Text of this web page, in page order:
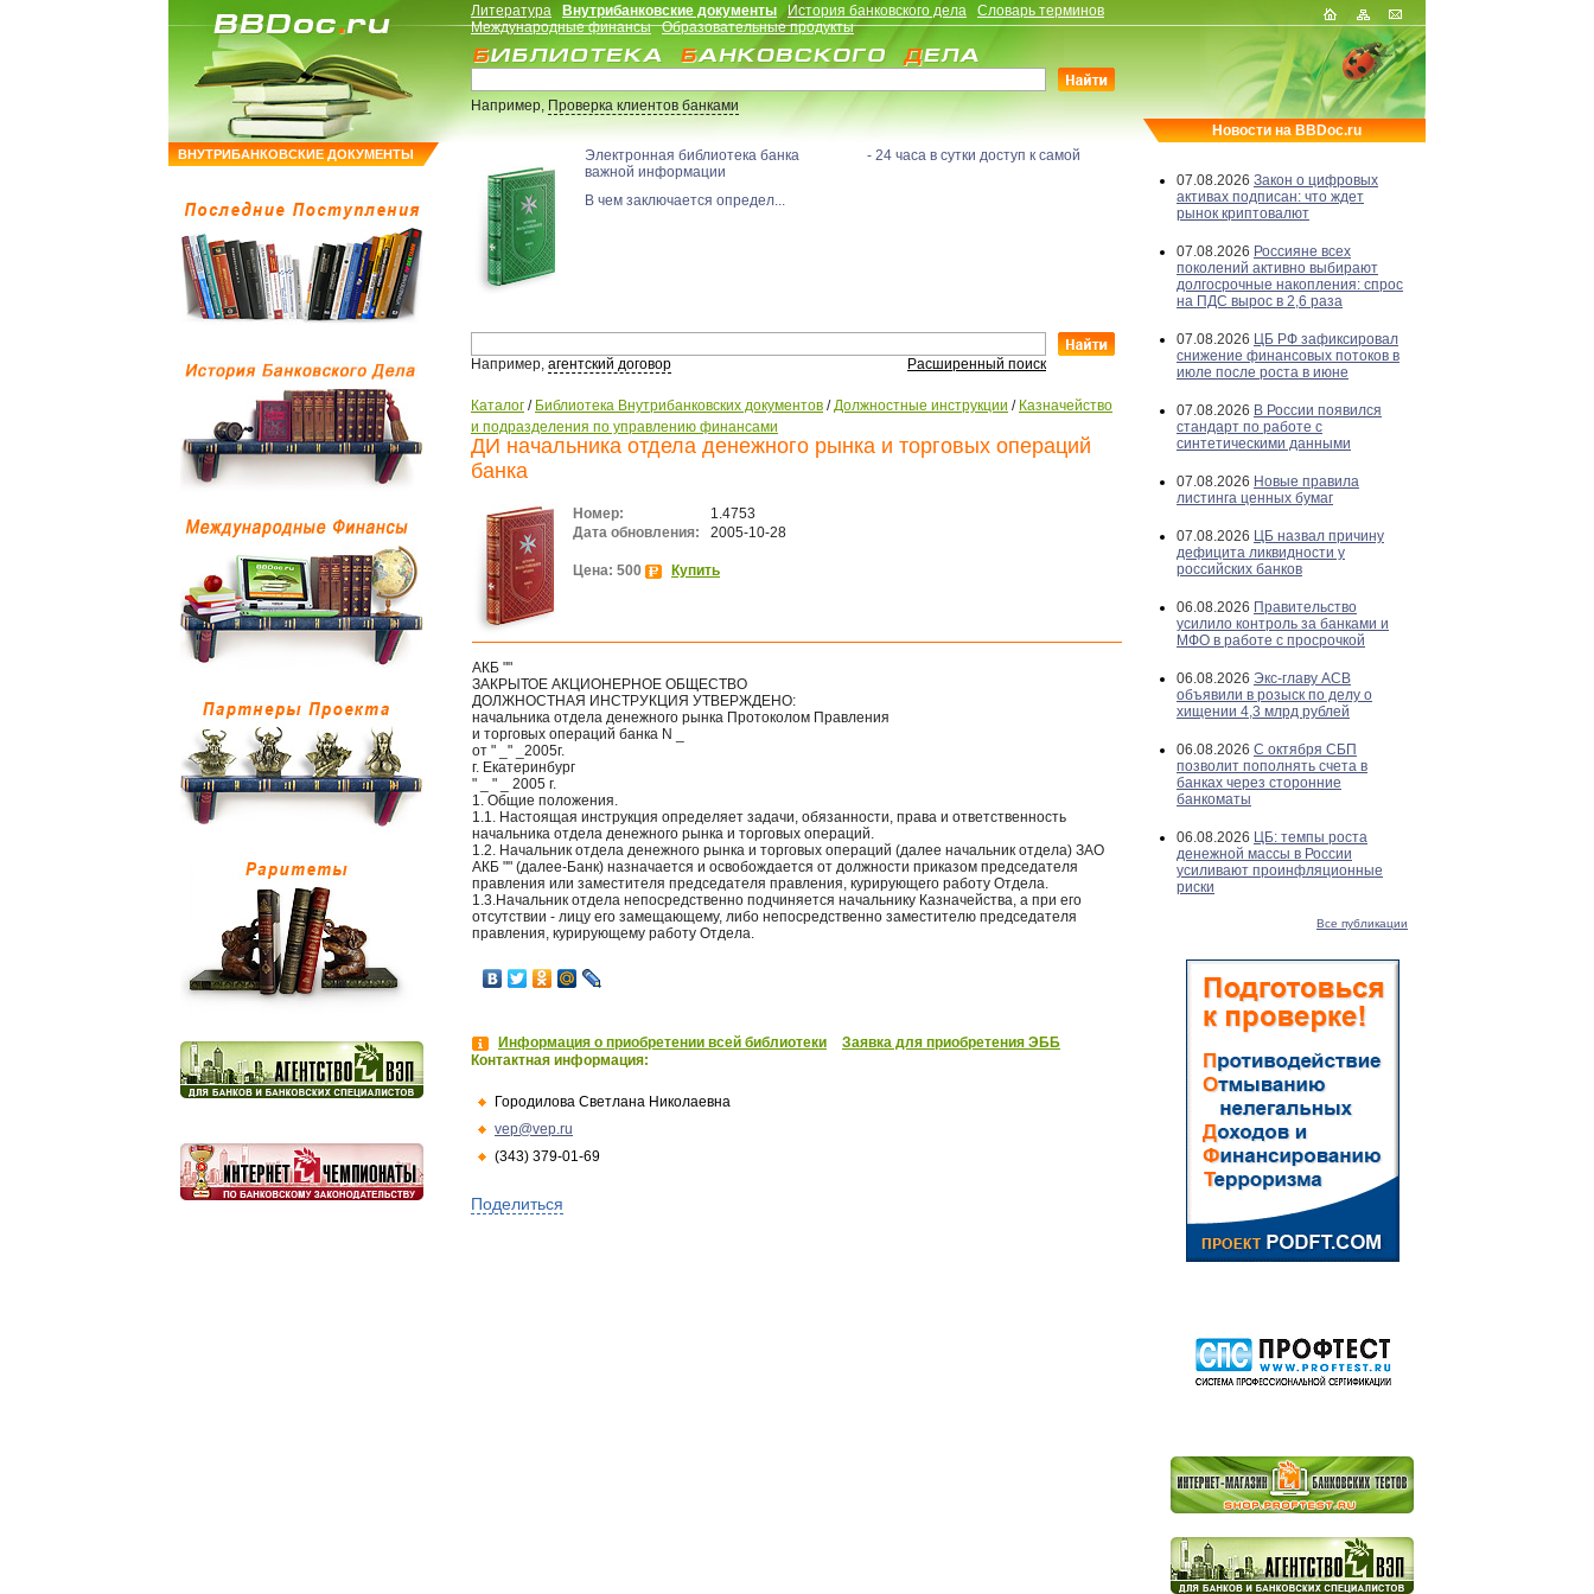
ВНУТРИБАНКОВСКИЕ ДОКУМЕНТЫ
Литература Внутрибанковские документы История банковского дела
Словарь терминов
Международные финансы
Образовательные продукты
Например,Проверка клиентов банками
Электронная библиотека банка - 24 часа в сутки доступ к самой
важной информации
В чем заключается определ...
Например, агентский договор Расширенный поиск
Каталог / Библиотека Внутрибанковских документов /Должностные инструкции / Казначейство
и подразделения по управлению финансами
ДИ начальника отдела денежного рынка и торговых операций
банка
Номер:
1.4753
Дата обновления:
2005-10-28
Цена: 500 Купить
АКБ ""
ЗАКРЫТОЕ АКЦИОНЕРНОЕ ОБЩЕСТВО
ДОЛЖНОСТНАЯ ИНСТРУКЦИЯ УТВЕРЖДЕНО:
начальника отдела денежного рынка Протоколом Правления
и торговых операций банка N _
от " _" _2005г.
г. Екатеринбург
" _ " _ 2005 г.
1. Общие положения.
1.1. Настоящая инструкция определяет задачи, обязанности, права и ответственность
начальника отдела денежного рынка и торговых операций.
1.2. Начальник отдела денежного рынка и торговых операций (далее начальник отдела) ЗАО
АКБ "" (далее-Банк) назначается и освобождается от должности приказом председателя
правления или заместителя председателя правления, курирующего работу Отдела.
1.3.Начальник отдела непосредственно подчиняется начальнику Казначейства, а при его
отсутствии - лицу его замещающему, либо непосредственно заместителю председателя
правления, курирующему работу Отдела.
Информация о приобретении всей библиотеки
Заявка для приобретения ЭББ
Контактная информация:
Городилова Светлана Николаевна
vep@vep.ru
(343) 379-01-69
Поделиться
Новости на BBDoc.ru
07.08.2026 Закон о цифровых
активах подписан: что ждет
рынок криптовалют
07.08.2026 Россияне всех
поколений активно выбирают
долгосрочные накопления: спрос
на ПДС вырос в 2,6 раза
07.08.2026 ЦБ РФ зафиксировал
снижение финансовых потоков в
июле после роста в июне
07.08.2026 В России появился
стандарт по работе с
синтетическими данными
07.08.2026 Новые правила
листинга ценных бумаг
07.08.2026 ЦБ назвал причину
дефицита ликвидности у
российских банков
06.08.2026 Правительство
усилило контроль за банками и
МФО в работе с просрочкой
06.08.2026 Экс-главу АСВ
объявили в розыск по делу о
хищении 4,3 млрд рублей
06.08.2026 С октября СБП
позволит пополнять счета в
банках через сторонние
банкоматы
06.08.2026 ЦБ: темпы роста
денежной массы в России
усиливают проинфляционные
риски
Все публикации